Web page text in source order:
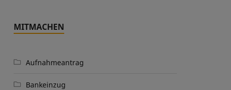
MITMACHEN
Aufnahmeantrag
Bankeinzug